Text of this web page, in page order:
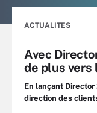
ACTUALITES
Avec
de plus vers
En lançant
direction des